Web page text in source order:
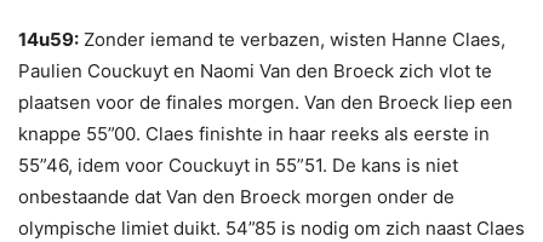
14u59: Zonder iemand te verbazen, wisten Hanne Claes,
Paulien Couckuyt en Naomi Van den Broeck zich vlot te
plaatsen voor de finales morgen. Van den Broeck liep een
knappe 55”00. Claes finishte in haar reeks als eerste in
55”46, idem voor Couckuyt in 55”51. De kans is niet
onbestaande dat Van den Broeck morgen onder de
olympische limiet duikt. 54”85 is nodig om zich naast Claes